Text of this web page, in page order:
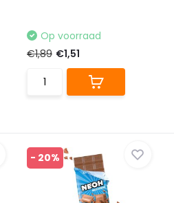
Op voorraad
€1,89 €1,51
- 20%